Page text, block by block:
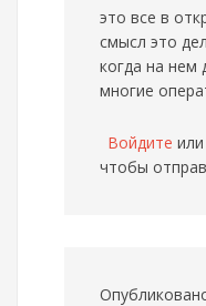
это все в
смысл это
когда на нем
многие
Войдите или
чтобы